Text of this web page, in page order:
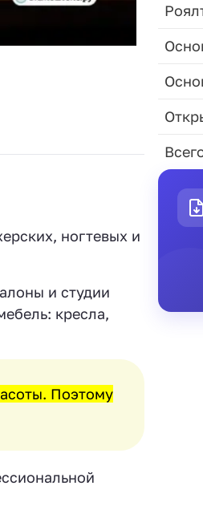
ногтевых и
и студии
кресла,
Поэтому